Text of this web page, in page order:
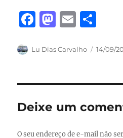
F
c
b
o
o
k
M
st
d
o
n
E
ai a
Autor
Lu Dias Carvalho 14/09/
Deixe um
O seu endereço de e-mail não